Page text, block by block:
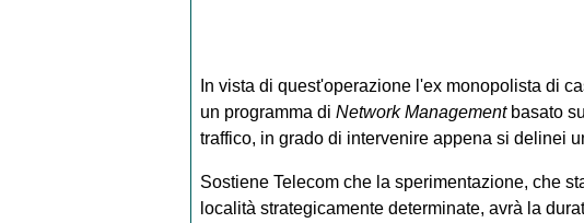
In vista di quest'operazione l'ex monopolista di
un programma di Network Managementbasato su
traffico, in grado di intervenire appena si delinei
Sostiene Telecom che la sperimentazione, che
località strategicamente determinate, avrà la